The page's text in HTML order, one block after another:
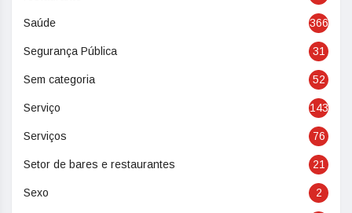
Saúde 366
Segurança Pública 31
Sem categoria 52
Serviço 143
Serviços 76
Setor de bares e restaurantes 21
Sexo 2